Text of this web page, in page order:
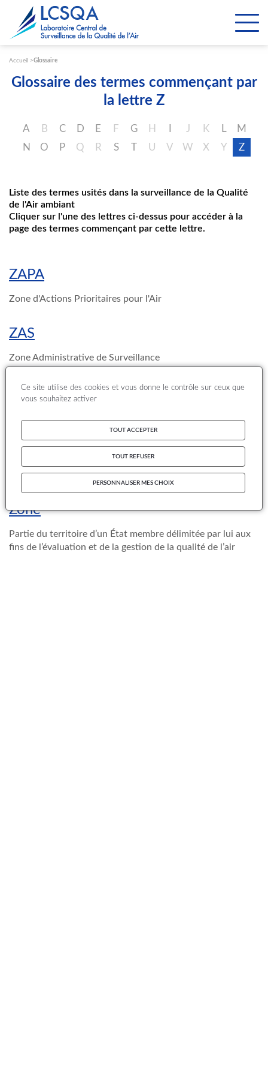
Accueil Glossaire
Glossaire des termes commençant par
la lettre Z
A B C D E F G H J K L
M
N
O P Q R S U V W X Y Z
Liste des termes usités dans la surveillance de la Qualité
de l'Air ambiant
Cliquer sur l'une des lettres ci-dessus pour accéder à la
page des termes commençant par cette lettre.
ZAPA
Zone d'Actions Prioritaires pour l'Air
ZAS
Zone Administrative de Surveillance
ZEAT
ZNA
Zones non agricoles
Zone
Partie du territoire d’un État membre délimitée par lui aux
fins de l’évaluation et de la gestion de la qualité de l’air
Paramétrer les cookies
Ce site utilise des cookies et vous donne le contrôle sur ceux que
vous souhaitez activer
TOUT ACCEPTER
TOUT REFUSER
PERSONNALISER MES CHOIX